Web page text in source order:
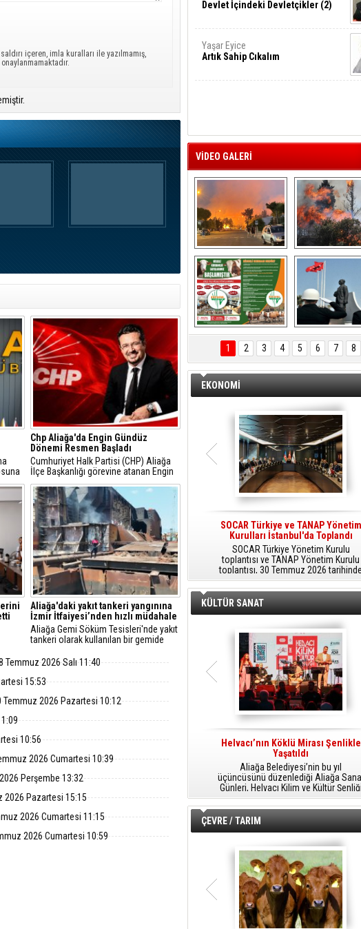
içeren, imla kuralları ile yazılmamış,
Chp Aliağa'da Engin Gündüz
Dönemi Resmen Başladı
Cumhuriyet Halk Partisi (CHP) Aliağa
İlçe Başkanlığı görevine atanan Engin
Gündüz, sosyal medya hesabından
yaptığı açıklamayla yeni döneme ilişkin
mesajlar verdi.
Aliağa'daki yakıt tankeri yangınına
İzmir İtfaiyesi’nden hızlı müdahale
Aliağa Gemi Söküm Tesisleri'nde yakıt
tankeri olarak kullanılan bir gemide
Belediyesi İtfaiye Dairesi Başkanlığı
ulaştı.
Temmuz 2026 Salı 11:40
15:53
Temmuz 2026 Pazartesi 10:12
10:56
2026 Cumartesi 10:39
Perşembe 13:32
2026 Pazartesi 15:15
2026 Cumartesi 11:15
2026 Cumartesi 10:59
Devlet İçindeki Devletçikler (2)
Yaşar Eyice
Artık Sahip Cıkalım
VİDEO GALERİ
Aliağa ‘da  otluk
alanda çıkan
yangın evlere
sıçramadan
söndürüldü
Aliağa'nın
ÖNAL TARIM
TANITIM FİLMİ
Aliağa'da
Haftası
1 2 3 4 5 6 7 8
EKONOMİ
SOCAR Türkiye ve TANAP Yönetim
Kurulları İstanbul'da Toplandı
SOCAR Türkiye Yönetim Kurulu
toplantısı ve TANAP Yönetim Kurulu
toplantısı, 30 Temmuz 2026 tarihinde
İstanbul’da gerçekleştirildi.
KÜLTÜR SANAT
Helvacı’nın Köklü Mirası Şenlikle
Yaşatıldı
Aliağa Belediyesi’nin bu yıl
üçüncüsünü düzenlediği Aliağa
Günleri, Helvacı Kilim ve Kültür Şenliği
ile Helvacı’da renkli bir güne sahne
oldu.
ÇEVRE / TARIM